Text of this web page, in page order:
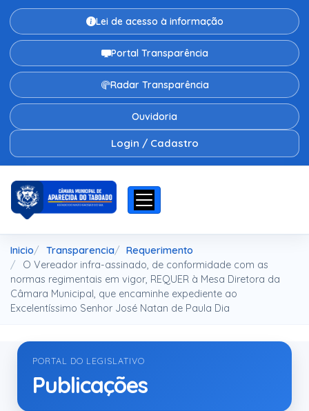
Lei de acesso à informação
Portal Transparência
Radar Transparência
Ouvidoria
Login / Cadastro
Inicio Transparencia
Requerimento
O Vereador infra-assinado, de conformidade com as
normas regimentais em vigor, REQUER à Mesa Diretora da
Câmara Municipal, que encaminhe expediente ao
Excelentíssimo Senhor José Natan de Paula Dia
PORTAL DO LEGISLATIVO
Publicações